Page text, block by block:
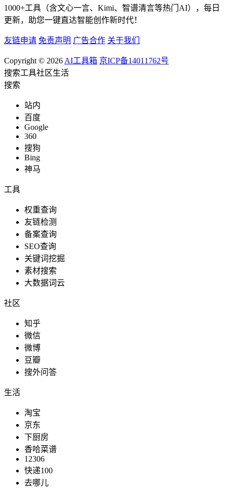
1000+工具（含文心一言、Kimi、智谱清言等热门AI），每日
更新，助您一键直达智能创作新时代！
友链申请 免责声明 广告合作 关于我们
Copyright © 2026 AI工具箱 京ICP备14011762号
搜索工具社区生活
搜索
站内
百度
Google
360
搜狗
Bing
神马
工具
权重查询
友链检测
备案查询
SEO查询
关键词挖掘
素材搜索
大数据词云
社区
知乎
微信
微博
豆瓣
搜外问答
生活
淘宝
京东
下厨房
香哈菜谱
12306
快递100
去哪儿